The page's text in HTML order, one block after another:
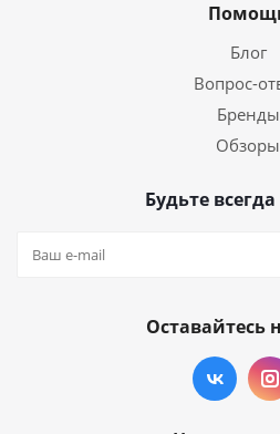
Блог
Вопрос-
Бренды
Обзоры
Будьте всегда
Оставайтесь